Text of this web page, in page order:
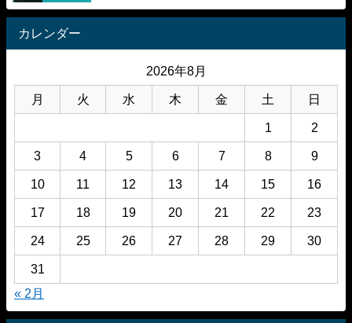
カレンダー
2026年8月
月 火 水 木 金 土 日
1 2
3 4 5 6 7 8 9
10 11 12 13 14 15 16
17 18 19 20 21 22 23
24 25 26 27 28 29 30
31
« 2月